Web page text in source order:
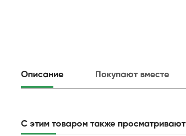
Описание Покупают вместе
С этим товаром также просматривают